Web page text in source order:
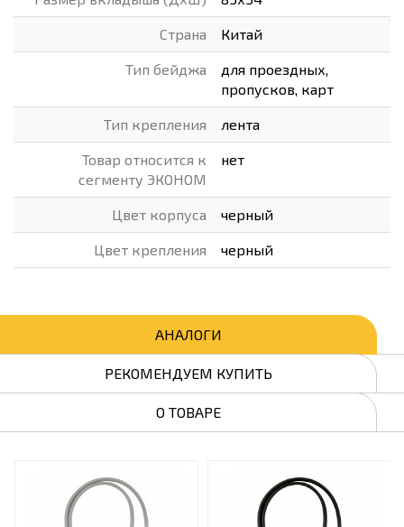
Страна Китай
Тип бейджа
для проездных,
пропусков, карт
Тип крепления лента
Товар относится к
сегменту ЭКОНОМ
нет
Цвет корпуса черный
Цвет крепления черный
АНАЛОГИ
РЕКОМЕНДУЕМ КУПИТЬ
О ТОВАРЕ